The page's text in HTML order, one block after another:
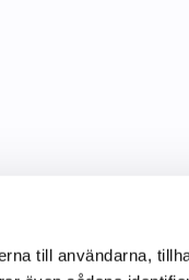
till användarna,